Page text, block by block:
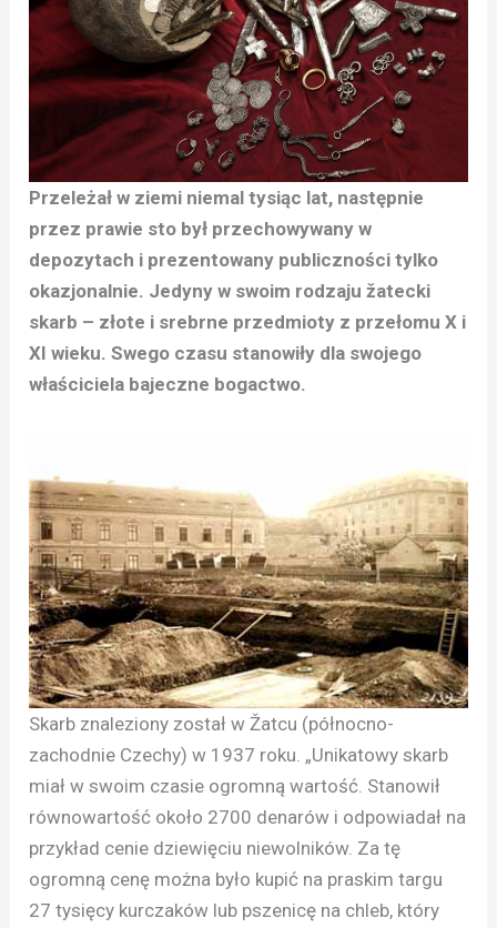
Przeleżał w ziemi niemal tysiąc lat, następnie
przez prawie sto był przechowywany w
depozytach i prezentowany publiczności tylko
okazjonalnie. Jedyny w swoim rodzaju žatecki
skarb – złote i srebrne przedmioty z przełomu X i
XI wieku. Swego czasu stanowiły dla swojego
właściciela bajeczne bogactwo.
Skarb znaleziony został w Žatcu (północno-
zachodnie Czechy) w 1937 roku. „Unikatowy skarb
miał w swoim czasie ogromną wartość. Stanowił
równowartość około 2700 denarów i odpowiadał na
przykład cenie dziewięciu niewolników. Za tę
ogromną cenę można było kupić na praskim targu
27 tysięcy kurczaków lub pszenicę na chleb, który